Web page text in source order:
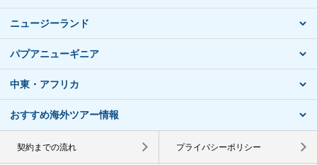
ニュージーランド
パプアニューギニア
中東・アフリカ
おすすめ海外ツアー情報
契約までの流れ プライバシーポリシー